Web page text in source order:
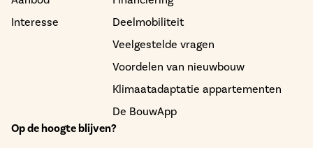
Interesse
Deelmobiliteit
Veelgestelde vragen
Voordelen van nieuwbouw
Klimaatadaptatie appartementen
De BouwApp
Op de hoogte blijven?